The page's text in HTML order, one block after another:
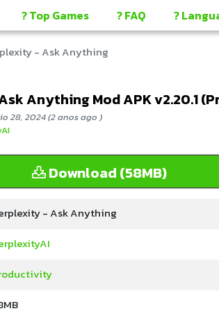
? Top Games ? FAQ ?
- Ask Anything
Anything Mod APK v2.20.1
28, 2024 (2 anos ago )
Download (58MB)
- Ask Anything